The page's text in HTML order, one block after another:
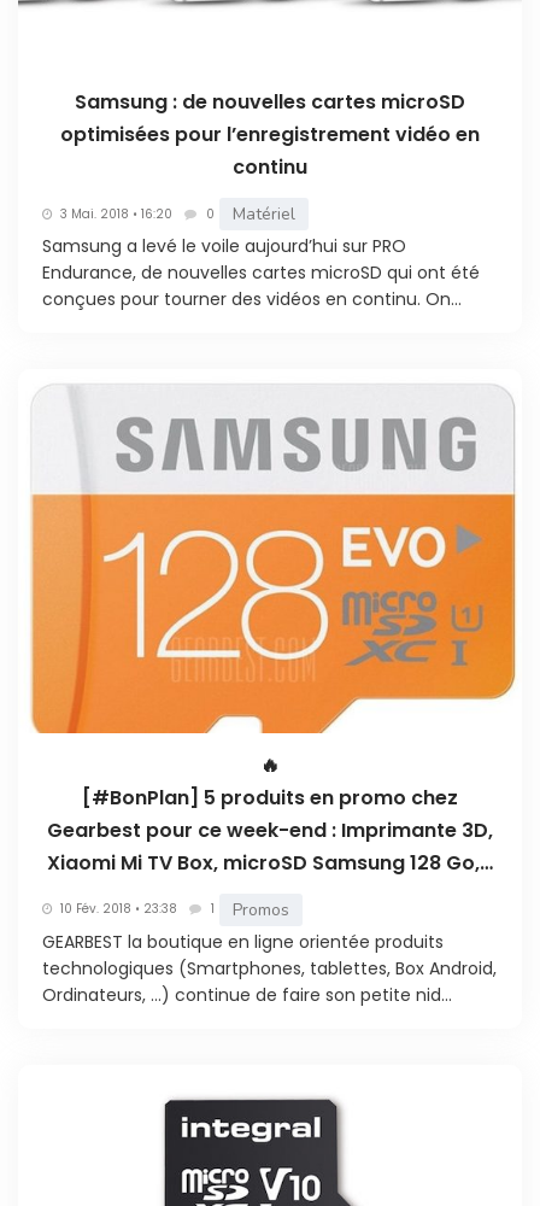
Samsung : de nouvelles cartes microSD
optimisées pour l’enregistrement vidéo en
continu
3 Mai. 2018 • 16:20 0 Matériel
Samsung a levé le voile aujourd’hui sur PRO
Endurance, de nouvelles cartes microSD qui ont été
conçues pour tourner des vidéos en continu. On...
🔥
[#BonPlan] 5 produits en promo chez
Gearbest pour ce week-end : Imprimante 3D,
Xiaomi Mi TV Box, microSD Samsung 128 Go,…
10 Fév. 2018 • 23:38 1 Promos
GEARBEST la boutique en ligne orientée produits
technologiques (Smartphones, tablettes, Box Android,
Ordinateurs, …) continue de faire son petite nid...